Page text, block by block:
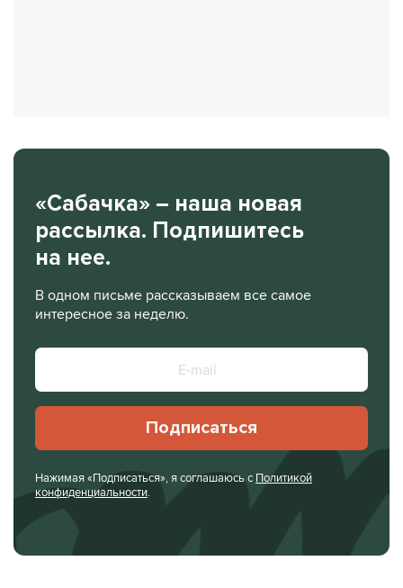
«Сабачка» – наша новая
рассылка. Подпишитесь
на нее.
В одном письме рассказываем все самое
интересное за неделю.
Подписаться
Нажимая «Подписаться», я соглашаюсь с Политикой
конфиденциальности.